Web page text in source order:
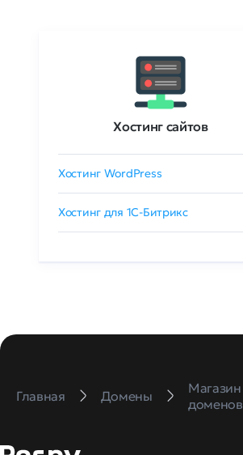
Хостинг сайтов
Хостинг WordPress
Хостинг для 1C-Битрикс
Главная Домены
Магазин
доменов